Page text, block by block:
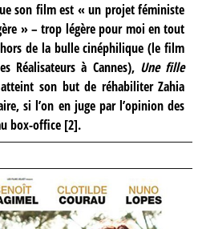
son film est « un projet féministe
» – trop légère pour moi en tout
de la bulle cinéphilique (le film
Réalisateurs à Cannes), Une fille
son but de réhabiliter Zahia
si l’on en juge par l’opinion des
box-office [2].